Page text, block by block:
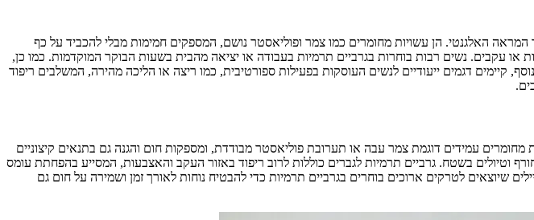
המראה האלגנטי. הן עשויות מחומרים כמו צמר ופוליאסטר נושם, המספקים חמימות מבלי להכביד על כף
או עקבים. נשים רבות בוחרות בגרביים תרמיות בעבודה או יציאה מהבית בשעות הבוקר המוקדמות. כמו כן,
קיימים דגמים ייעודיים לנשים העוסקות בפעילות ספורטיבית, כמו ריצה או הליכה מהירה, המשלבים ריפוד
מחומרים עמידים דוגמת צמר עבה או תערובת פוליאסטר מבודדת, ומספקות חום והגנה גם בתנאים קיצוניים
וטיולים בשטח. גרביים תרמיות לגברים כוללות לרוב ריפוד באזור העקב והאצבעות, המסייע בהפחתת עומס
שיוצאים לטרקים ארוכים בוחרים בגרביים תרמיות כדי להבטיח נוחות לאורך זמן ושמירה על חום גם